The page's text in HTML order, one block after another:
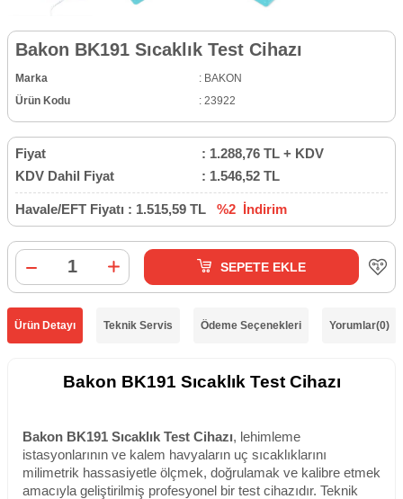
Bakon BK191 Sıcaklık Test Cihazı
Marka : BAKON
Ürün Kodu
: 23922
Fiyat : 1.288,76 TL + KDV
KDV Dahil Fiyat
: 1.546,52 TL
Havale/EFT Fiyatı : 1.515,59 TL %2 İndirim
SEPETE EKLE
Ürün Detayı Teknik Servis Ödeme Seçenekleri Yorumlar(0)
Bakon BK191 Sıcaklık Test Cihazı
Bakon BK191 Sıcaklık Test Cihazı, lehimleme
istasyonlarının ve kalem havyaların uç sıcaklıklarını
milimetrik hassasiyetle ölçmek, doğrulamak ve kalibre etmek
amacıyla geliştirilmiş profesyonel bir test cihazıdır. Teknik